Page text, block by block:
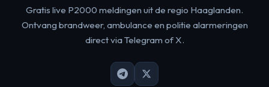
Gratis live P2000 meldingen uit de regio Haaglanden.
Ontvang brandweer, ambulance en politie alarmeringen
direct via Telegram of X.